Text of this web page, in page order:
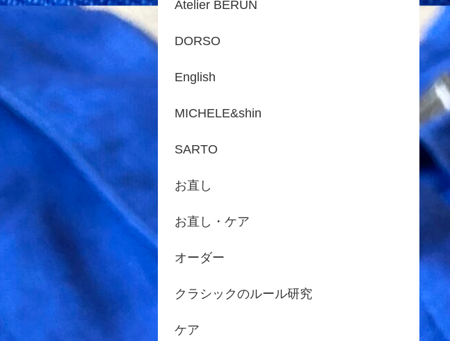
Atelier BERUN
DORSO
English
MICHELE&shin
SARTO
お直し
お直し・ケア
オーダー
クラシックのルール研究
ケア